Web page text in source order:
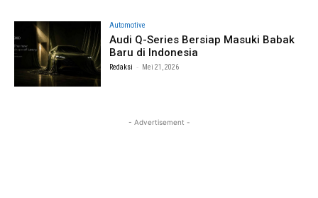
Automotive
Audi Q-Series Bersiap Masuki Babak
Baru di Indonesia
Redaksi - Mei 21, 2026
- Advertisement -